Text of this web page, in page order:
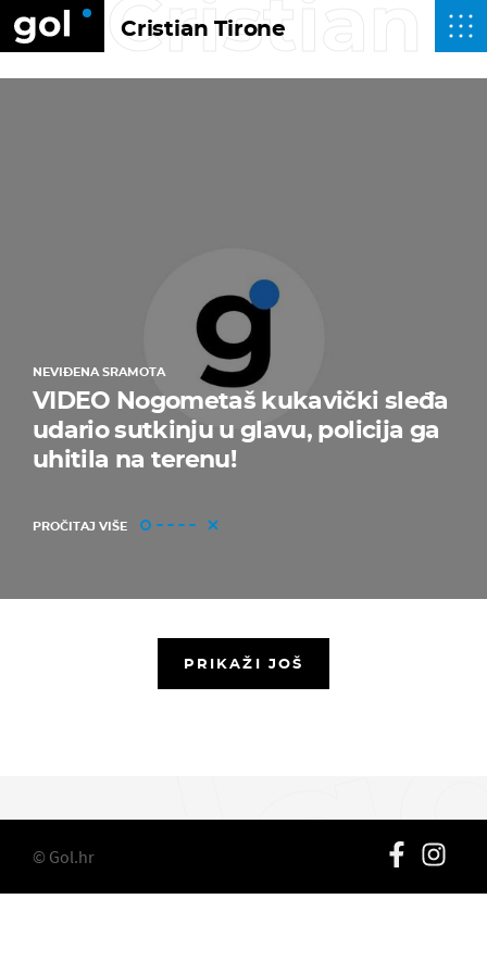
Cristian Tirone
Cristian
NEVIĐENA SRAMOTA
VIDEO Nogometaš kukavički sleđa
udario sutkinju u glavu, policija ga
uhitila na terenu!
PROČITAJ VIŠE
PRIKAŽI JOŠ
© Gol.hr